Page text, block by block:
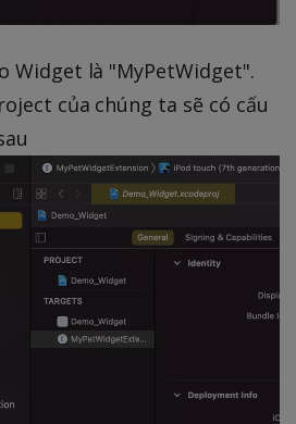
Widget là "MyPetWidget".
của chúng ta sẽ có cấu